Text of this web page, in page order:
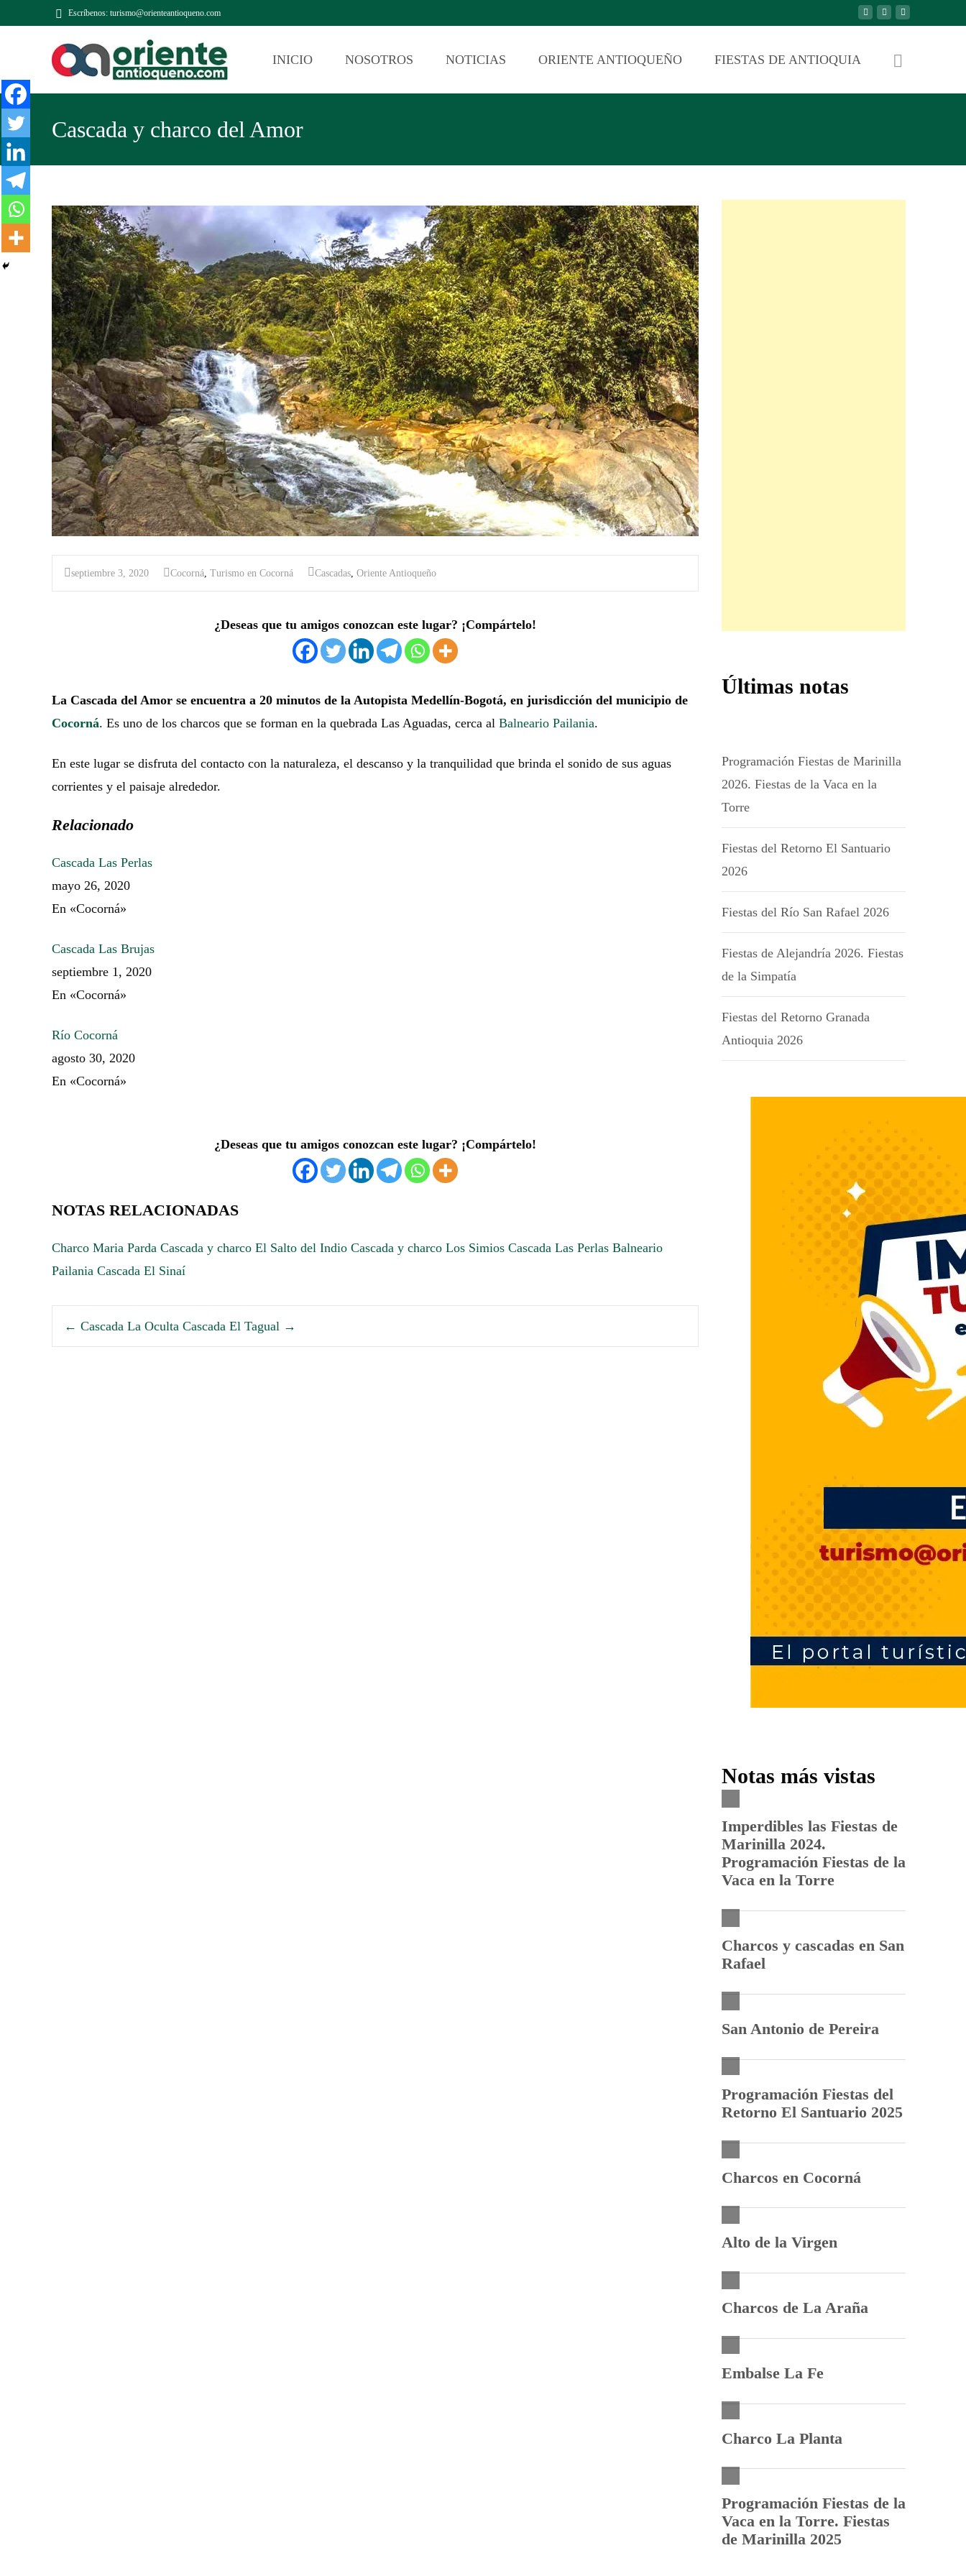
Escríbenos: turismo@orienteantioqueno.com
INICIO NOSOTROS NOTICIAS ORIENTE ANTIOQUEÑO FIESTAS DE ANTIOQUIA
Cascada y charco del Amor
septiembre 3, 2020 Cocorná, Turismo en Cocorná Cascadas, Oriente Antioqueño
¿Deseas que tu amigos conozcan este lugar? ¡Compártelo!
La Cascada del Amor se encuentra a 20 minutos de la Autopista Medellín-Bogotá, en jurisdicción del municipio de
Cocorná. Es uno de los charcos que se forman en la quebrada Las Aguadas, cerca al Balneario Pailania.
En este lugar se disfruta del contacto con la naturaleza, el descanso y la tranquilidad que brinda el sonido de sus aguas
corrientes y el paisaje alrededor.
Relacionado
Cascada Las Perlas
mayo 26, 2020
En «Cocorná»
Cascada Las Brujas
septiembre 1, 2020
En «Cocorná»
Río Cocorná
agosto 30, 2020
En «Cocorná»
¿Deseas que tu amigos conozcan este lugar? ¡Compártelo!
NOTAS RELACIONADAS
Charco Maria Parda Cascada y charco El Salto del Indio Cascada y charco Los Simios Cascada Las Perlas Balneario
Pailania Cascada El Sinaí
← Cascada La Oculta Cascada El Tagual →
Últimas notas
Programación Fiestas de Marinilla
2026. Fiestas de la Vaca en la
Torre
Fiestas del Retorno El Santuario
2026
Fiestas del Río San Rafael 2026
Fiestas de Alejandría 2026. Fiestas
de la Simpatía
Fiestas del Retorno Granada
Antioquia 2026
Notas más vistas